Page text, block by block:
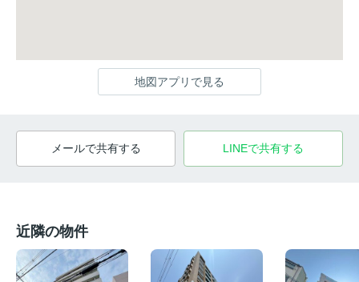
地図アプリで見る
メールで共有する LINEで共有する
近隣の物件